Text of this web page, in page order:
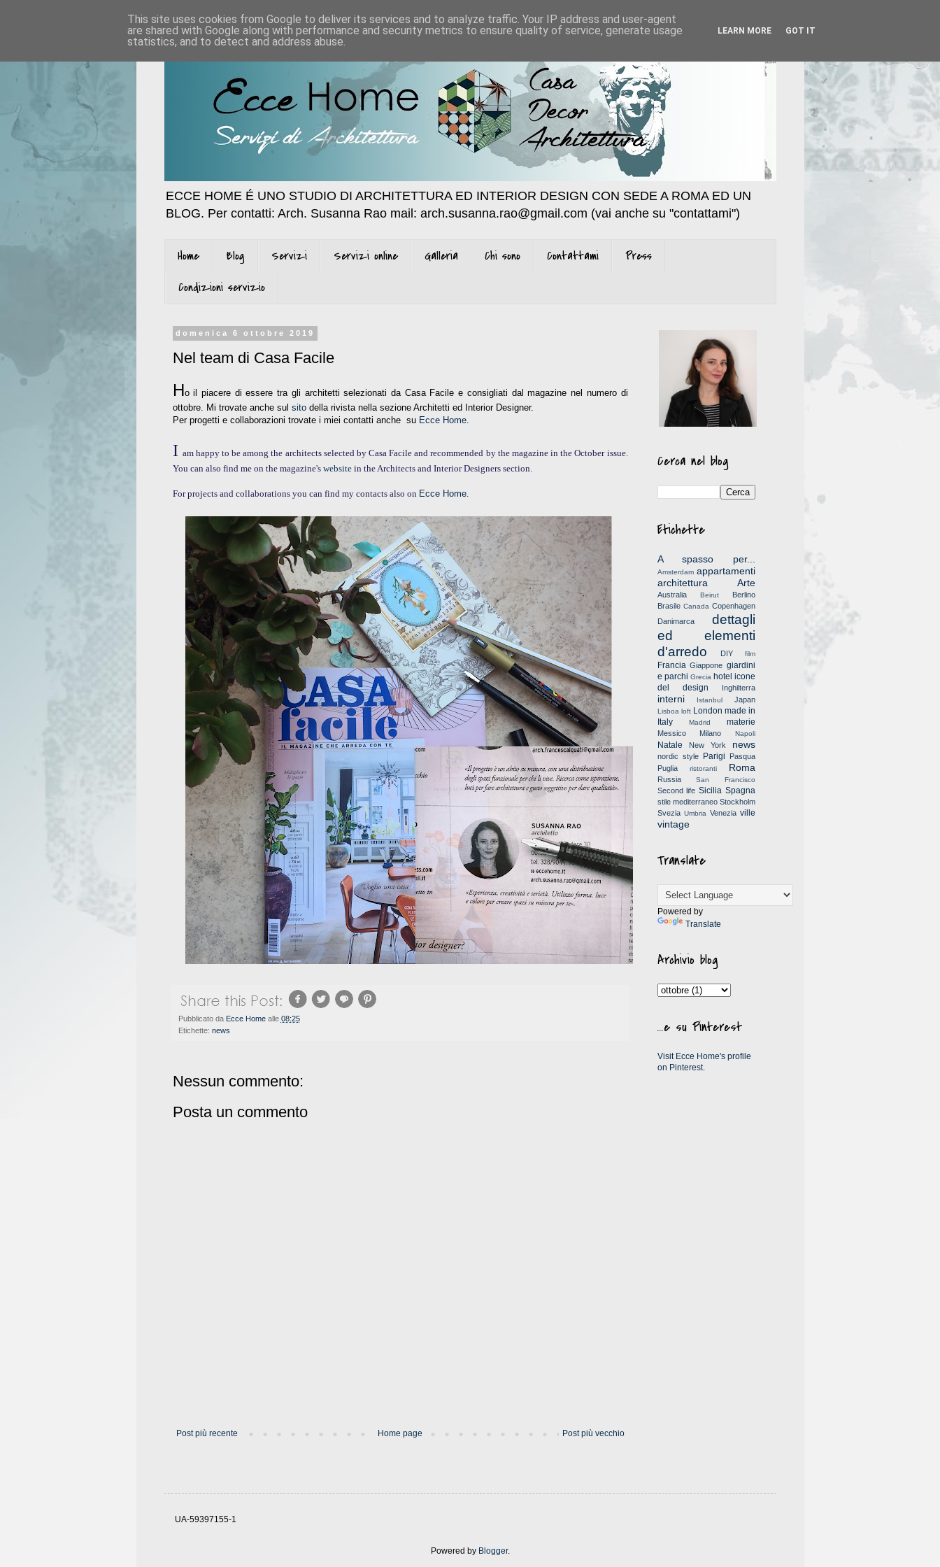
ECCE HOME É UNO STUDIO DI ARCHITETTURA ED INTERIOR DESIGN CON SEDE A ROMA ED UN
BLOG. Per contatti: Arch. Susanna Rao mail: arch.susanna.rao@gmail.com (vai anche su "contattami")
Home Blog Servizi Servizi online Galleria Chi sono Contattami
Press
Condizioni servizio
domenica 6 ottobre 2019
Nel team di Casa Facile
Ho il piacere di essere tra gli architetti selezionati da Casa Facile e consigliati dal magazine nel numero di
ottobre. Mi trovate anche sul sitodella rivista nella sezione Architetti ed Interior Designer.
Per progetti e collaborazioni trovate i miei contatti anche su Ecce Home.
I am happy to be among the architects selected by Casa Facile and recommended by the magazine in the October issue.
You can also find me on the magazine's websitein the Architects and Interior Designers section.
For projects and collaborations you can find my contacts also on Ecce Home.
Pubblicato da Ecce Home alle 08:25
Etichette: news
Nessun commento:
Posta un commento
Post più recente Post più vecchio
Home page
Cerca nel blog
Etichette
A spasso per...
Amsterdam appartamenti
architettura
Arte
Australia Beirut
Berlino
Brasile Canada Copenhagen
Danimarca
dettagli
ed elementi
d'arredo
DIY film
Francia Giappone giardini
e parchi Grecia hotel icone
del design
Inghilterra
interni Istanbul Japan
Lisboa loft London made in
Italy
Madrid materie
Messico Milano Napoli
Natale New York news
nordic style Parigi
Pasqua
Puglia
ristoranti Roma
Russia San Francisco
Second life Sicilia Spagna
stile mediterraneo Stockholm
Svezia Umbria Venezia ville
vintage
Translate
Powered by
Translate
Archivio blog
...e su Pinterest
Visit Ecce Home's profile
on Pinterest.
UA-59397155-1
Powered by Blogger.
This site uses cookies from Google to deliver its services and to analyze traffic. Your IP address and user-agent
are shared with Google along with performance and security metrics to ensure quality of service, generate usage
statistics, and to detect and address abuse.
LEARN MORE GOT IT